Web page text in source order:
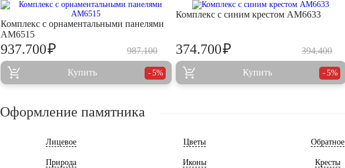
Комплекс с орнаментальными панелями
AM6515
987.100
937.700₽
Купить 5%
Комплекс с синим крестом AM6633
394.400
374.700₽
Купить 5%
Оформление памятника
Лицевое Цветы Обратное
Природа Иконы Кресты